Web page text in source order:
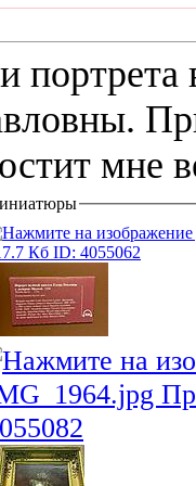
портрета
мне